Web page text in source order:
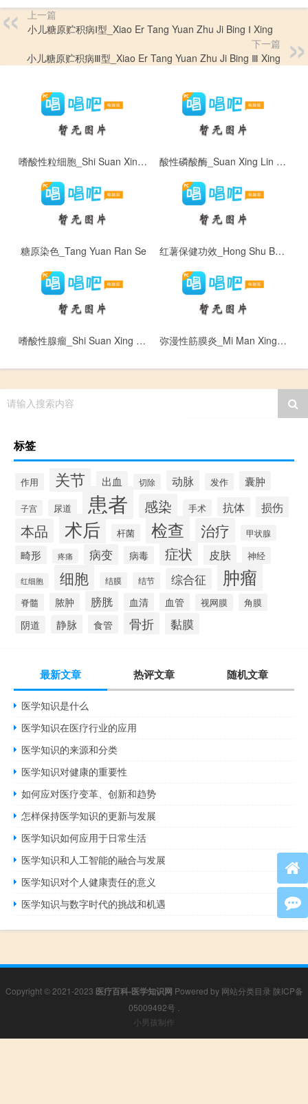
上一篇
小儿糖原贮积病Ⅰ型_Xiao Er Tang Yuan Zhu Ji Bing Ⅰ Xing
下一篇
小儿糖原贮积病Ⅲ型_Xiao Er Tang Yuan Zhu Ji Bing Ⅲ Xing
嗜酸性粒细胞_Shi Suan Xing Li Xi Bao 酸性磷酸酶_Suan Xing Lin Suan Mei
糖原染色_Tang Yuan Ran Se 红薯保健功效_Hong Shu Bao Jian Gong Xiao
嗜酸性腺瘤_Shi Suan Xing Xian Liu 弥漫性筋膜炎_Mi Man Xing Jin Mo Yan
请输入搜索内容
标签
作用 关节 出血 切除 动脉 发作 囊肿
子宫 尿道 患者 感染 手术 抗体 损伤
本品 术后 杆菌 检查 治疗 甲状腺
畸形 疼痛 病变 病毒 症状 皮肤 神经
红细胞 细胞 结膜 结节 综合征 肿瘤
脊髓 脓肿 膀胱 血清 血管 视网膜 角膜
阴道 静脉 食管 骨折 黏膜
最新文章 热评文章 随机文章
医学知识是什么
医学知识在医疗行业的应用
医学知识的来源和分类
医学知识对健康的重要性
如何应对医疗变革、创新和趋势
怎样保持医学知识的更新与发展
医学知识如何应用于日常生活
医学知识和人工智能的融合与发展
医学知识对个人健康责任的意义
医学知识与数字时代的挑战和机遇
Copyright © 2021-2023 医疗百科-医学知识网 Powered by 网站分类目录 陕ICP备
05009492号
小男孩制作